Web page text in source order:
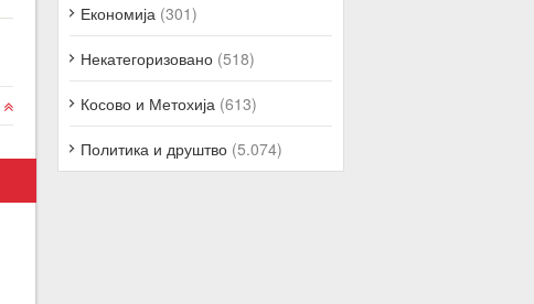
Економија (301)
Некатегоризовано (518)
Косово и Метохија (613)
Политика и друштво (5.074)